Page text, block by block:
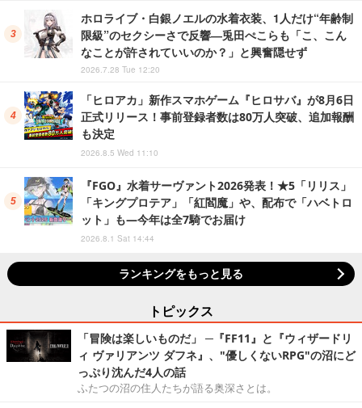
ホロライブ・白銀ノエルの水着衣装、1人だけ“年齢制
限級”のセクシーさで反響―兎田ぺこらも「こ、こん
なことが許されていいのか？」と興奮隠せず
2026.7.28 Tue 12:20
「ヒロアカ」新作スマホゲーム『ヒロサバ』が8月6日
正式リリース！事前登録者数は80万人突破、追加報酬
も決定
2026.8.5 Wed 11:10
『FGO』水着サーヴァント2026発表！★5「リリス」
「キングプロテア」「紅閻魔」や、配布で「ハベトロ
ット」も―今年は全7騎でお届け
2026.8.1 Sat 14:44
ランキングをもっと見る
トピックス
「冒険は楽しいものだ」 ─『FF11』と『ウィザードリ
ィ ヴァリアンツ ダフネ』、"優しくないRPG"の沼にど
っぷり沈んだ4人の話
ふたつの沼の住人たちが語る奥深さとは。